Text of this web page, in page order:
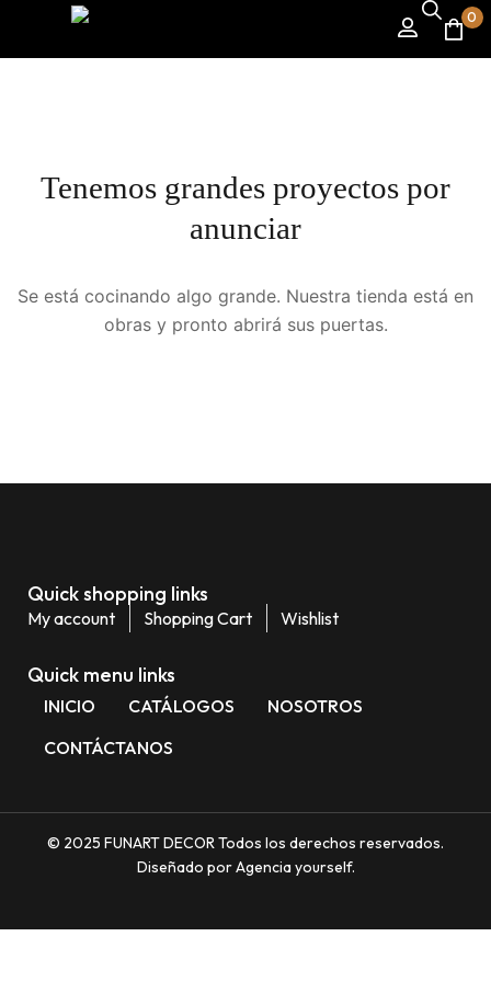
0
Tenemos grandes proyectos por
anunciar
Se está cocinando algo grande. Nuestra tienda está en
obras y pronto abrirá sus puertas.
Quick shopping links
My account Shopping Cart Wishlist
Quick menu links
INICIO CATÁLOGOS
NOSOTROS
CONTÁCTANOS
© 2025 FUNART DECOR Todos los derechos reservados.
Diseñado por Agencia yourself.